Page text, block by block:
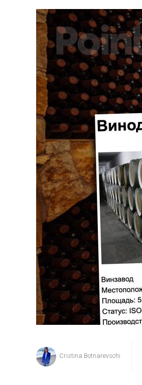
Cristina Botnarevschi